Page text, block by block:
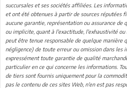
succursales et ses sociétés affiliées. Les
et ont été obtenues à partir de sources réputées
aucune garantie, représentation ou assurance de
ou implicite, quant à l'exactitude, l'exhaustivité
peut être tenue responsable de quelque manière
négligence) de toute erreur ou omission dans les
expressément toute garantie de qualité
particulier en ce qui concerne les informations.
de tiers sont fournis uniquement pour la
pas le contenu de ces sites Web, n'en est pas